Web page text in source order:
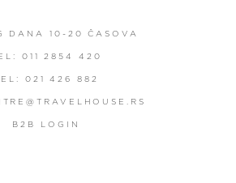
DANA 10-20 ČASOVA
011 2854 420
021 426 882
B2B LOGIN